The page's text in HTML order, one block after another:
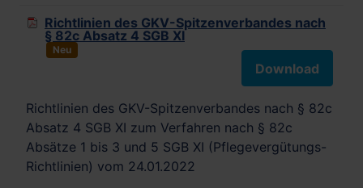
Richtlinien des GKV-Spitzenverbandes nach
§ 82c Absatz 4 SGB XI
Neu
Download
Richtlinien des GKV-Spitzenverbandes nach § 82c
Absatz 4 SGB XI zum Verfahren nach § 82c
Absätze 1 bis 3 und 5 SGB XI (Pflegevergütungs-
Richtlinien) vom 24.01.2022